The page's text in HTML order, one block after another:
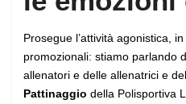
Prosegue l’attività agonistica,
promozionali: stiamo parlando
allenatori e delle allenatrici e
Pattinaggio della Polisportiva